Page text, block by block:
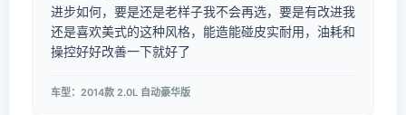
进步如何，要是还是老样子我不会再选，要是有改进我
还是喜欢美式的这种风格，能造能碰皮实耐用，油耗和
操控好好改善一下就好了
车型：2014款 2.0L 自动豪华版